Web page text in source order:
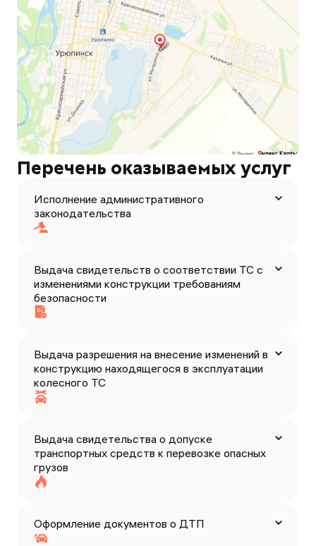
Перечень оказываемых услуг
Исполнение административного
законодательства
Выдача свидетельств о соответствии ТС с
изменениями конструкции требованиям
безопасности
Выдача разрешения на внесение изменений в
конструкцию находящегося в эксплуатации
колесного ТС
Выдача свидетельства о допуске
транспортных средств к перевозке опасных
грузов
Оформление документов о ДТП